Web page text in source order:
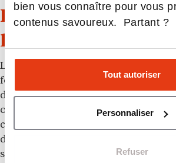
bien vous connaître pour vous
contenus savoureux. Partant ?
Tout autoriser
Personnaliser
Refuser
Les jeunes font des
pour trouver un
La
fort pour les jeunes, ils sont
des compromis pour trouver un
ont déclaré qu’
être en CDI(ou
critère important, voire très
d’entre eux. 72 % indiquent
statut cadre est important (très